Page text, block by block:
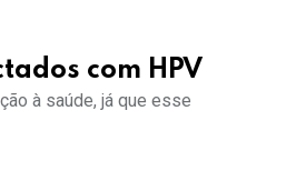
com HPV
à saúde, já que esse